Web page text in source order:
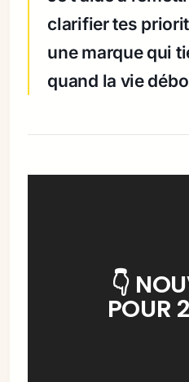
clarifier tes
une marque qui
quand la vie
👇
POUR